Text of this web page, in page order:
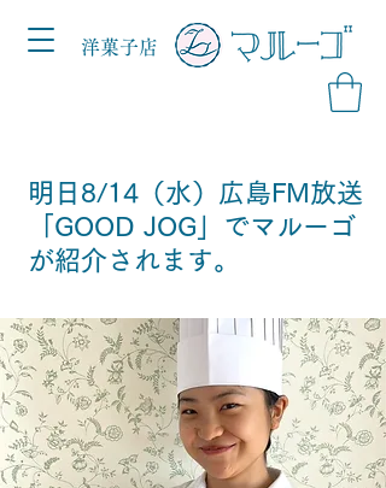
洋菓子店
明日8/14（水）広島FM放送
「GOOD JOG」でマルーゴ
が紹介されます。